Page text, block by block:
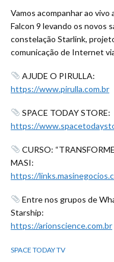
Vamos acompanhar ao
Falcon 9 levando os novos
constelação Starlink,
comunicação de Internet
AJUDE O PIRULLA:
https://www.pirulla.com.br
SPACE TODAY STORE:
https://
CURSO:
MASI:
https://
Entre nos grupos de
Starship:
https://arionscience.com.br
SPACE TODAY TV